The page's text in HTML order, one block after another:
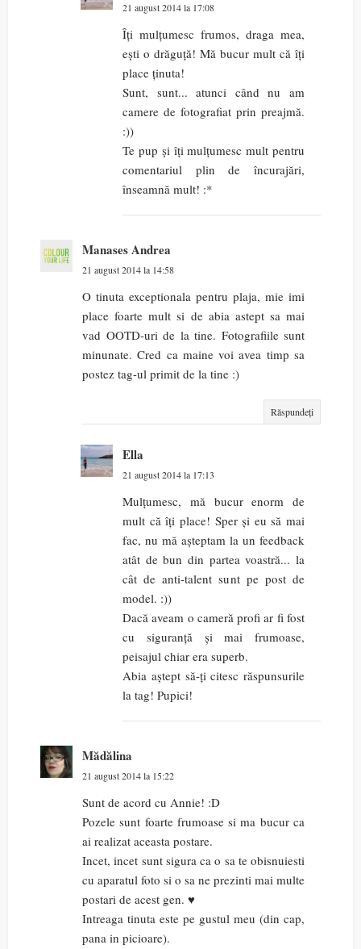
21 august 2014 la 17:08
Îți mulțumesc frumos, draga mea,
ești o drăguță! Mă bucur mult că îți
place ținuta!
Sunt, sunt... atunci când nu am
camere de fotografiat prin preajmă.
:))
Te pup și îți mulțumesc mult pentru
comentariul plin de încurajări,
înseamnă mult! :*
Manases Andrea
21 august 2014 la 14:58
O tinuta exceptionala pentru plaja, mie imi
place foarte mult si de abia astept sa mai
vad OOTD-uri de la tine. Fotografiile sunt
minunate. Cred ca maine voi avea timp sa
postez tag-ul primit de la tine :)
Răspundeți
Ella
21 august 2014 la 17:13
Mulțumesc, mă bucur enorm de
mult că îți place! Sper și eu să mai
fac, nu mă așteptam la un feedback
atât de bun din partea voastră... la
cât de anti-talent sunt pe post de
model. :))
Dacă aveam o cameră profi ar fi fost
cu siguranță și mai frumoase,
peisajul chiar era superb.
Abia aștept să-ți citesc răspunsurile
la tag! Pupici!
Mădălina
21 august 2014 la 15:22
Sunt de acord cu Annie! :D
Pozele sunt foarte frumoase si ma bucur ca
ai realizat aceasta postare.
Incet, incet sunt sigura ca o sa te obisnuiesti
cu aparatul foto si o sa ne prezinti mai multe
postari de acest gen. ♥
Intreaga tinuta este pe gustul meu (din cap,
pana in picioare).